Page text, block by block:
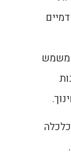
משמש